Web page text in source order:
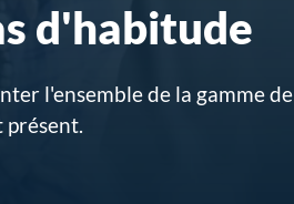
d'habitude
l'ensemble de la gamme de
présent.